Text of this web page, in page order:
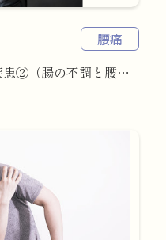
腰痛
内臓の関連痛とに似ている疾患②（腸の不調と腰痛）